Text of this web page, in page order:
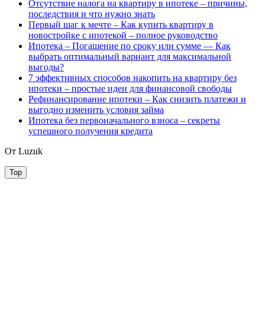
Отсутствие налога на квартиру в ипотеке – причины,
последствия и что нужно знать
Первый шаг к мечте – Как купить квартиру в
новостройке с ипотекой – полное руководство
Ипотека – Погашение по сроку или сумме — Как
выбрать оптимальный вариант для максимальной
выгоды?
7 эффективных способов накопить на квартиру без
ипотеки – простые идеи для финансовой свободы
Рефинансирование ипотеки – Как снизить платежи и
выгодно изменить условия займа
Ипотека без первоначального взноса – секреты
успешного получения кредита
От Luzuk
Top